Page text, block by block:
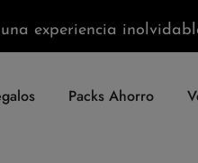
experiencia
Packs Ahorro